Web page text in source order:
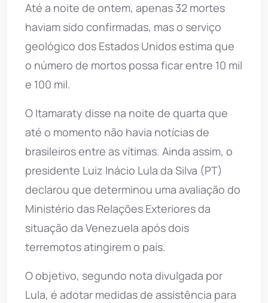
Até a noite de ontem, apenas 32 mortes
haviam sido confirmadas, mas o serviço
geológico dos Estados Unidos estima que
o número de mortos possa ficar entre 10 mil
e 100 mil.
O Itamaraty disse na noite de quarta que
até o momento não havia notícias de
brasileiros entre as vítimas. Ainda assim, o
presidente Luiz Inácio Lula da Silva (PT)
declarou que determinou uma avaliação do
Ministério das Relações Exteriores da
situação da Venezuela após dois
terremotos atingirem o país.
O objetivo, segundo nota divulgada por
Lula, é adotar medidas de assistência para